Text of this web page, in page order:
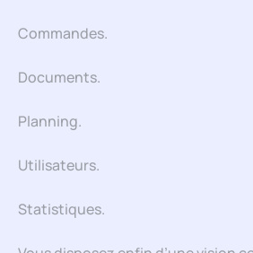
Commandes.
Documents.
Planning.
Utilisateurs.
Statistiques.